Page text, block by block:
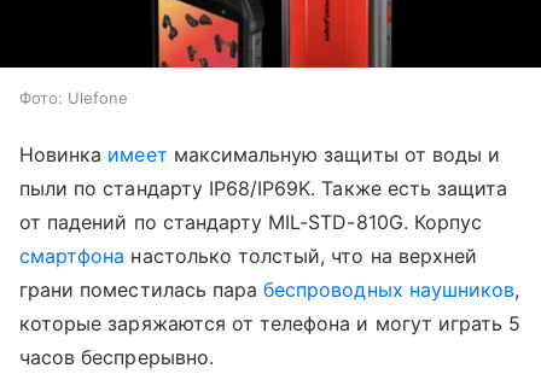
Фото: Ulefone
Новинка имеет максимальную защиты от воды и
пыли по стандарту IP68/IP69K. Также есть защита
от падений по стандарту MIL-STD-810G. Корпус
смартфона настолько толстый, что на верхней
грани поместилась парабеспроводных наушников,
которые заряжаются от телефона и могут играть 5
часов беспрерывно.